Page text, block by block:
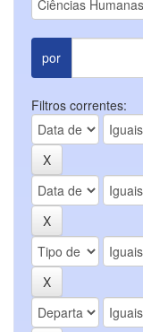
por
Filtros correntes: